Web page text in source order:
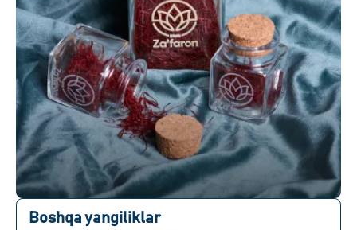
Boshqa yangiliklar